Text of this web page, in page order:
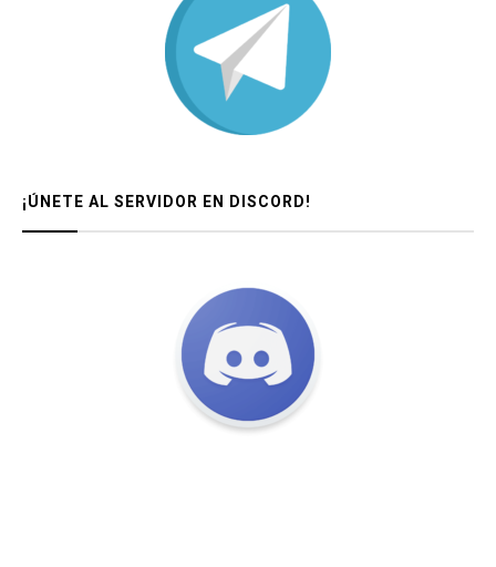
¡ÚNETE AL SERVIDOR EN DISCORD!